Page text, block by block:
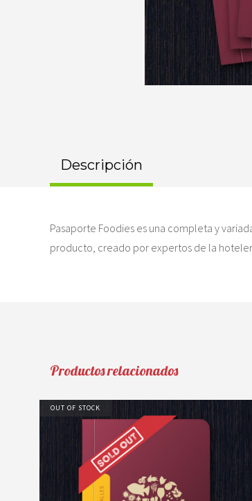
Descripción
Pasaporte Foodies es una completa y
producto, creado por expertos de la
Productos relacionados
OUT OF STOCK